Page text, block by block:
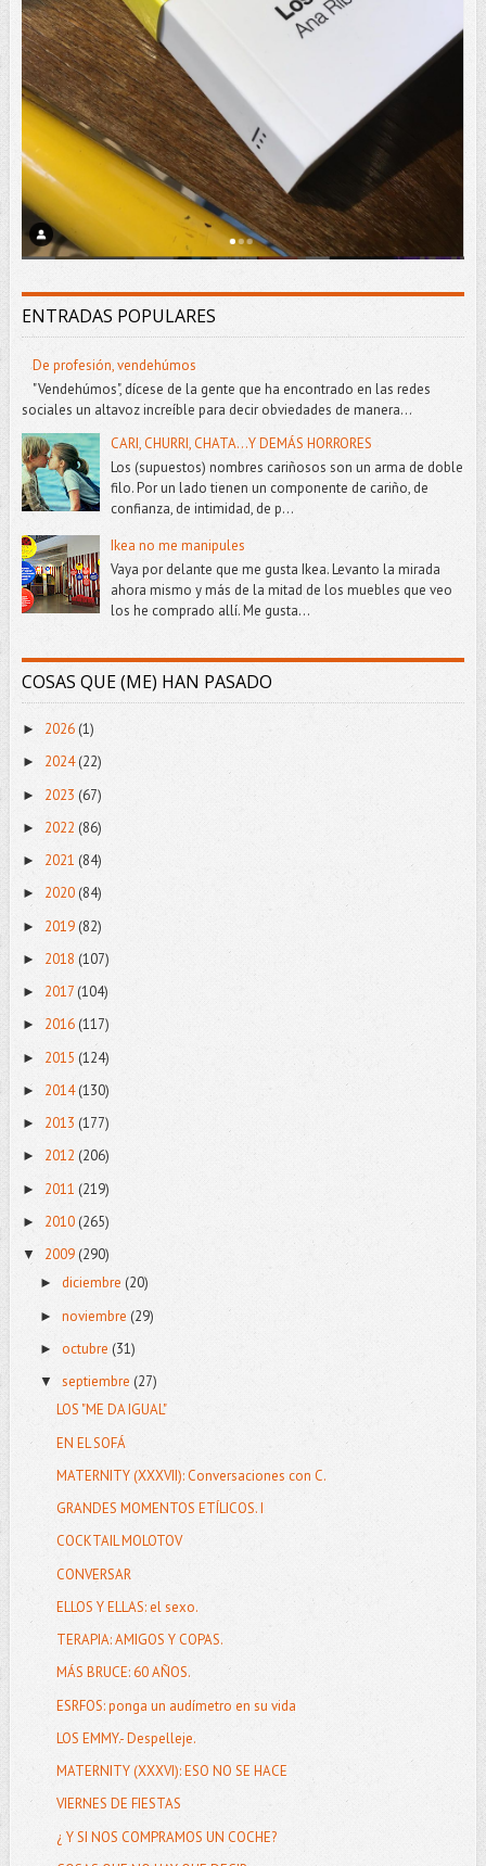
ENTRADAS POPULARES
De profesión, vendehúmos
"Vendehúmos", dícese de la gente que ha encontrado en las redes
sociales un altavoz increíble para decir obviedades de manera...
CARI, CHURRI, CHATA...Y DEMÁS HORRORES
Los (supuestos) nombres cariñosos son un arma de doble
filo. Por un lado tienen un componente de cariño, de
confianza, de intimidad, de p...
Ikea no me manipules
Vaya por delante que me gusta Ikea. Levanto la mirada
ahora mismo y más de la mitad de los muebles que veo
los he comprado allí. Me gusta...
COSAS QUE (ME) HAN PASADO
► 2026 (1)
► 2024(22)
► 2023 (67)
► 2022 (86)
► 2021 (84)
► 2020(84)
► 2019 (82)
► 2018 (107)
► 2017 (104)
► 2016 (117)
► 2015 (124)
► 2014(130)
► 2013 (177)
► 2012 (206)
► 2011 (219)
► 2010(265)
▼ 2009(290)
► diciembre (20)
► noviembre (29)
► octubre (31)
▼ septiembre (27)
LOS "ME DA IGUAL"
EN EL SOFÁ
MATERNITY (XXXVII): Conversaciones con C.
GRANDES MOMENTOS ETÍLICOS. I
COCKTAIL MOLOTOV
CONVERSAR
ELLOS Y ELLAS: el sexo.
TERAPIA: AMIGOS Y COPAS.
MÁS BRUCE: 60 AÑOS.
ESRFOS: ponga un audímetro en su vida
LOS EMMY.- Despelleje.
MATERNITY (XXXVI): ESO NO SE HACE
VIERNES DE FIESTAS
¿ Y SI NOS COMPRAMOS UN COCHE?